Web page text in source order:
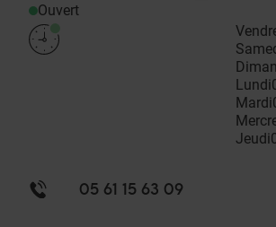
Ouvert
Lundi
Mardi
Jeudi
05 61 15 63 09